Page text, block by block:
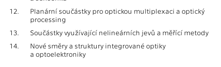
12.
Planární součástky pro optickou multiplexaci a optický
processing
13.
Součástky využívající nelineárních jevů a měřící metody
14.
Nové směry a struktury integrované optiky
a optoelektroniky